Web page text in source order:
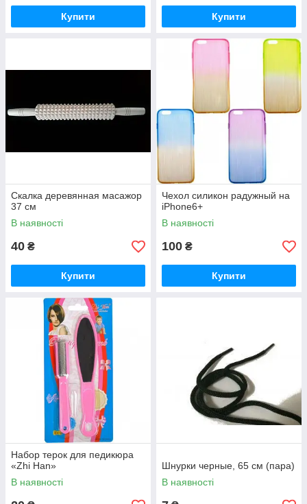
Купити Купити
Скалка деревянная масажор
37 см
В наявності
40 ₴
Купити
Чехол силикон радужный на
iPhone6+
В наявності
100 ₴
Купити
Набор терок для педикюра
«Zhi Han»
В наявності
Шнурки черные, 65 см (пара)
В наявності